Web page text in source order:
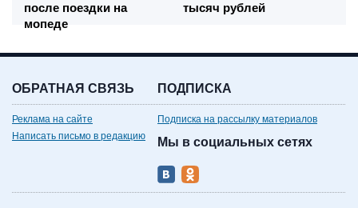
после поездки на
мопеде
тысяч рублей
ОБРАТНАЯ СВЯЗЬ
Реклама на сайте
Написать письмо в редакцию
ПОДПИСКА
Подписка на рассылку материалов
Мы в социальных сетях